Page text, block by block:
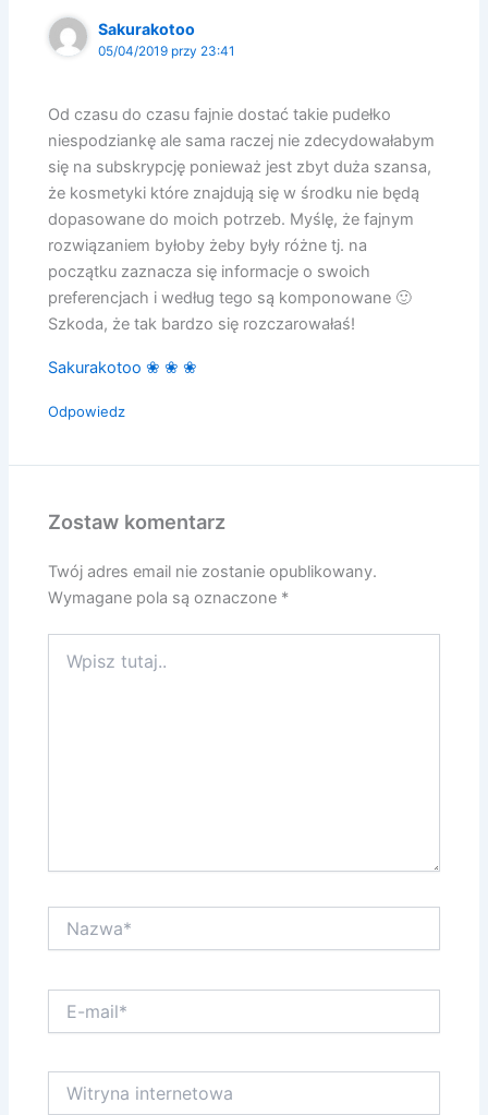
Sakurakotoo
05/04/2019 przy 23:41
Od czasu do czasu fajnie dostać takie pudełko
niespodziankę ale sama raczej nie zdecydowałabym
się na subskrypcję ponieważ jest zbyt duża szansa,
że kosmetyki które znajdują się w środku nie będą
dopasowane do moich potrzeb. Myślę, że fajnym
rozwiązaniem byłoby żeby były różne tj. na
początku zaznacza się informacje o swoich
preferencjach i według tego są komponowane 🙂
Szkoda, że tak bardzo się rozczarowałaś!
Sakurakotoo ❀ ❀ ❀
Odpowiedz
Zostaw komentarz
Twój adres email nie zostanie opublikowany.
Wymagane pola są oznaczone *
tutaj..
mail*
internetowa